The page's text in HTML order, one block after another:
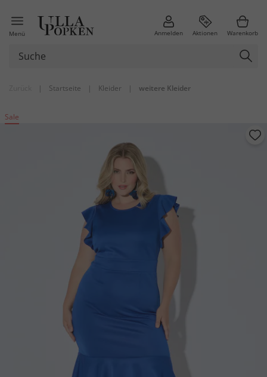
Menü Anmelden Aktionen Warenkorb
| Startseite | Kleider | weitere Kleider
Sale